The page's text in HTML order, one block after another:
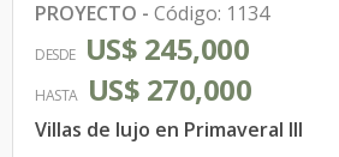
PROYECTO - Código: 1134
DESDE US$ 245,000
HASTA US$ 270,000
Villas de lujo en Primaveral III